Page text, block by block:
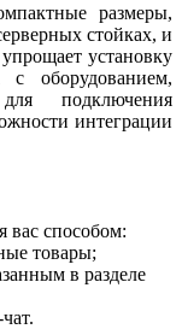
размеры,
стойках, и
установку
с оборудованием,
подключения
интеграции
вас способом:
товары;
в разделе